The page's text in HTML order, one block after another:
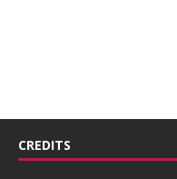
CREDITS